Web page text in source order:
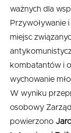
ważnych dla
Przywoływanie
miejsc
kombatantów i
wychowanie
W wyniku
osobowy
powierzono